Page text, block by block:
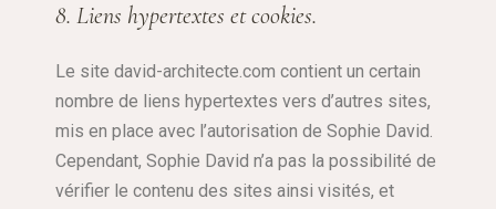
8. Liens hypertextes et cookies.
Le site david-architecte.com contient un certain
nombre de liens hypertextes vers d’autres sites,
mis en place avec l’autorisation de Sophie David.
Cependant, Sophie David n’a pas la possibilité de
vérifier le contenu des sites ainsi visités, et